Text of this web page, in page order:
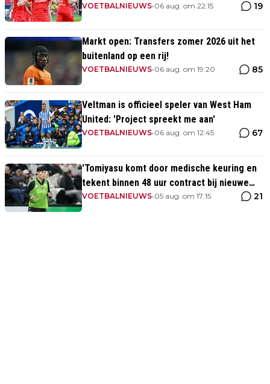
opponent
VOETBALNIEUWS•06 aug. om 22:15 19
Markt open: Transfers zomer 2026 uit het
buitenland op een rij!
VOETBALNIEUWS•06 aug. om 19:20 85
Veltman is officieel speler van West Ham
United: 'Project spreekt me aan'
VOETBALNIEUWS•06 aug. om 12:45 67
'Tomiyasu komt door medische keuring en
tekent binnen 48 uur contract bij nieuwe
club'
VOETBALNIEUWS•05 aug. om 17:15 21